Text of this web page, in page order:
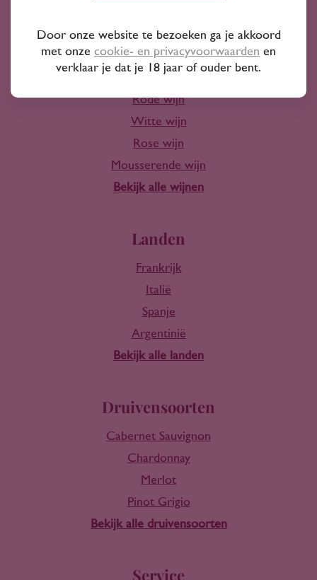
Wijn
Rode wijn
Witte wijn
Rose wijn
Mousserende wijn
Bekijk alle wijnen
Landen
Frankrijk
Italië
Spanje
Argentinië
Bekijk alle landen
Druivensoorten
Cabernet Sauvignon
Chardonnay
Merlot
Pinot Grigio
Bekijk alle druivensoorten
Service
Door onze website te bezoeken ga je akkoord
met onze cookie- en privacyvoorwaarden en
verklaar je dat je 18 jaar of ouder bent.